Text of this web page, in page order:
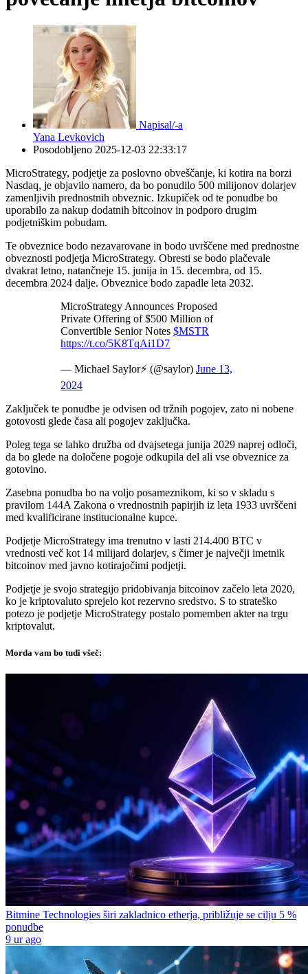
Napisal/-a
Yana Levkovich
Posodobljeno 2025-12-03 22:33:17
MicroStrategy, podjetje za poslovno obveščanje, ki kotira na borzi
Nasdaq, je objavilo namero, da bo ponudilo 500 milijonov dolarjev
zamenljivih prednostnih obveznic. Izkupiček od te ponudbe bo
uporabilo za nakup dodatnih bitcoinov in podporo drugim
podjetniškim pobudam.
Te obveznice bodo nezavarovane in bodo uvrščene med prednostne
obveznosti podjetja MicroStrategy. Obresti se bodo plačevale
dvakrat letno, natančneje 15. junija in 15. decembra, od 15.
decembra 2024 dalje. Obveznice bodo zapadle leta 2032.
MicroStrategy Announces Proposed
Private Offering of $500 Million of
Convertible Senior Notes $MSTR
https://t.co/5K8TqAi1D7
— Michael Saylor⚡️ (@saylor) June 13,
2024
Zaključek te ponudbe je odvisen od tržnih pogojev, zato ni nobene
gotovosti glede časa ali pogojev zaključka.
Poleg tega se lahko družba od dvajsetega junija 2029 naprej odloči,
da bo glede na določene pogoje odkupila del ali vse obveznice za
gotovino.
Zasebna ponudba bo na voljo posameznikom, ki so v skladu s
pravilom 144A Zakona o vrednostnih papirjih iz leta 1933 uvrščeni
med kvalificirane institucionalne kupce.
Podjetje MicroStrategy ima trenutno v lasti 214.400 BTC v
vrednosti več kot 14 milijard dolarjev, s čimer je največji imetnik
bitcoinov med javno kotirajočimi podjetji.
Podjetje je svojo strategijo pridobivanja bitcoinov začelo leta 2020,
ko je kriptovaluto sprejelo kot rezervno sredstvo. S to strateško
potezo je podjetje MicroStrategy postalo pomemben akter na trgu
kriptovalut.
Morda vam bo tudi všeč:
Bitmine Technologies širi zakladnico etherja, približuje se cilju 5 %
ponudbe
9 ur ago